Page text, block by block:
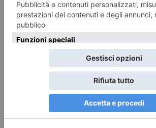
A Torino il ricordo della tragedia di
Giovedì 6 agosto alle h 21.00 si è tenuta la